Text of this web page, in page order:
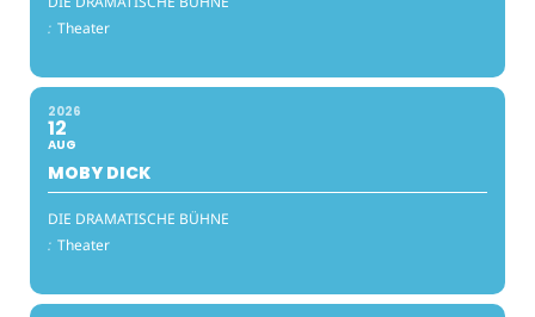
: Theater
2026
12
AUG
MOBY DICK
DIE DRAMATISCHE BÜHNE
: Theater